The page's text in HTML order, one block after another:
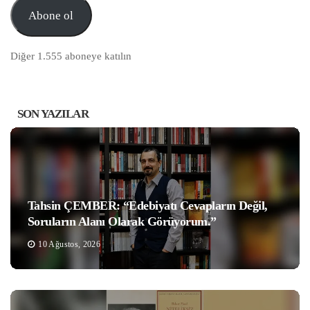
Adresi
Abone ol
Diğer 1.555 aboneye katılın
SON YAZILAR
Tahsin ÇEMBER: “Edebiyatı Cevapların Değil,
Soruların Alanı Olarak Görüyorum.”
10 Ağustos, 2026